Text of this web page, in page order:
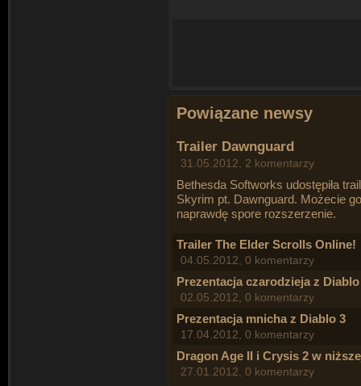
Powiązane newsy
Trailer Dawnguard
31.05.2012, 2 komentarzy
Bethesda Softworks udostępiła
Skyrim pt. Dawnguard. Możecie
naprawdę spore rozszerzenie.
Trailer The Elder Scrolls Online!
04.05.2012, 0 komentarzy
Prezentacja czarodzieja z Diablo
02.05.2012, 0 komentarzy
Prezentacja mnicha z Diablo 3
17.04.2012, 0 komentarzy
Dragon Age II i Crysis 2 w
27.01.2012, 0 komentarzy